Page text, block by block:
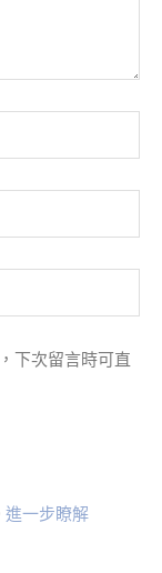
下次留言時可直
進一步瞭解